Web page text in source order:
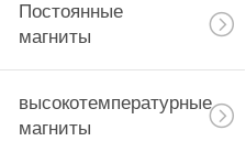
Постоянные
магниты
высокотемпературные
магниты